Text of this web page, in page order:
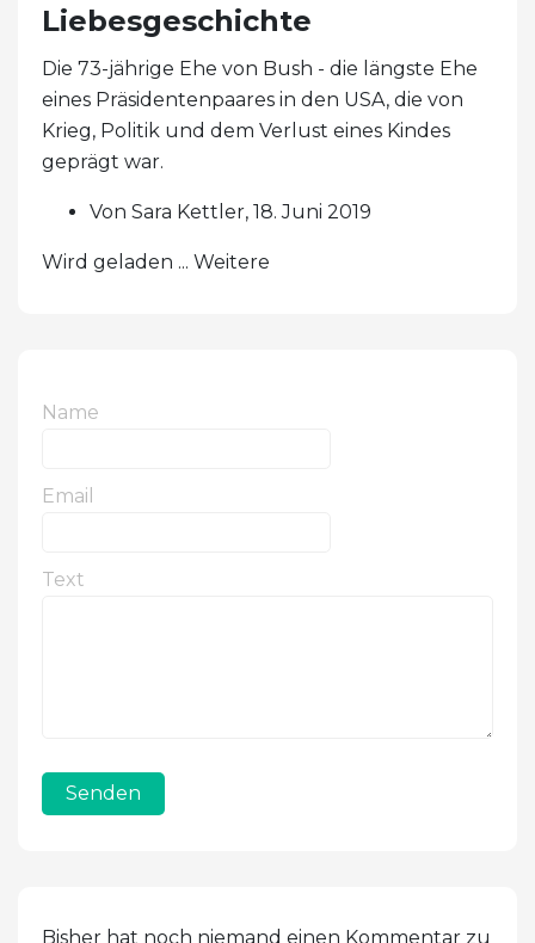
Liebesgeschichte
Die 73-jährige Ehe von Bush - die längste Ehe
eines Präsidentenpaares in den USA, die von
Krieg, Politik und dem Verlust eines Kindes
geprägt war.
Von Sara Kettler, 18. Juni 2019
Wird geladen ... Weitere
Name
Email
Text
Senden
Bisher hat noch niemand einen Kommentar zu